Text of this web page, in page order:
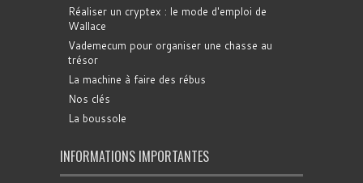
Réaliser un cryptex : le mode d'emploi de
Wallace
Vademecum pour organiser une chasse au
trésor
La machine à faire des rébus
Nos clés
La boussole
INFORMATIONS IMPORTANTES